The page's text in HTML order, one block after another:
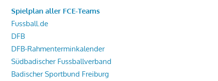
Spielplan aller FCE-Teams
Fussball.de
DFB
DFB-Rahmenterminkalender
Südbadischer Fussballverband
Badischer Sportbund Freiburg